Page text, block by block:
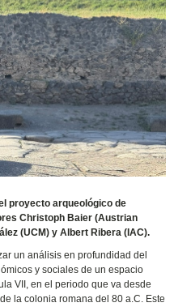
proyecto arqueológico de
Christoph Baier (Austrian
(UCM) y Albert Ribera (IAC).
un análisis en profundidad del
y sociales de un espacio
VII, en el periodo que va desde
la colonia romana del 80 a.C. Este